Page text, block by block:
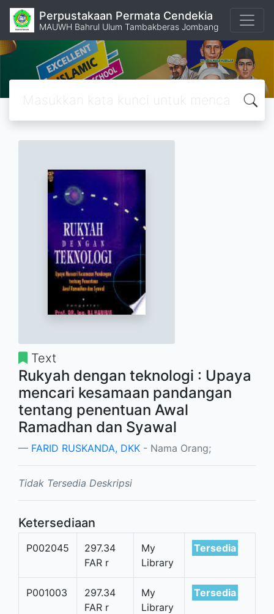
Perpustakaan Permata Cendekia
MAUWH Bahrul Ulum Tambakberas Jombang
Text
Rukyah dengan teknologi : Upaya
mencari kesamaan pandangan
tentang penentuan Awal
Ramadhan dan Syawal
FARID RUSKANDA, DKK - Nama Orang;
Tidak Tersedia Deskripsi
Ketersediaan
P002045
297.34
FAR r
My
Library
Tersedia
P001003
297.34
FAR r
My
Library
Tersedia